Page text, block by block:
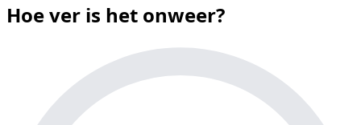
Hoe ver is het onweer?